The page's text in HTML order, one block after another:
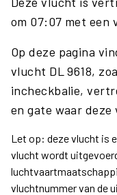
om 07:07 met een
Op deze pagina
vlucht DL 9618,
incheckbalie,
en gate waar
Let op: deze vlucht is
vlucht wordt
vluchtnummer van de